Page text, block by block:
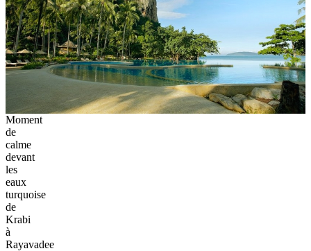
Moment
de
calme
devant
les
eaux
turquoise
de
Krabi
à
Rayavadee